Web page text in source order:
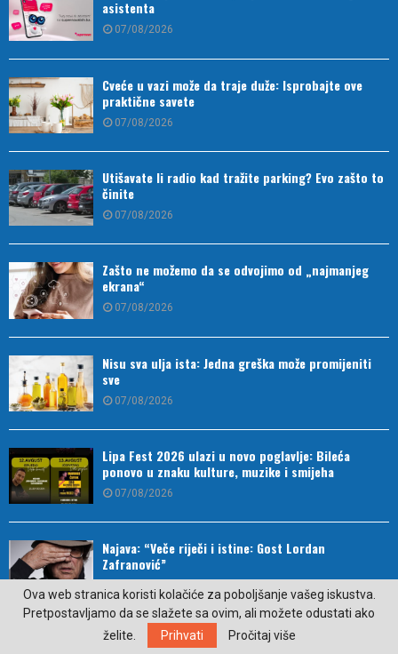
asistenta
07/08/2026
Cveće u vazi može da traje duže: Isprobajte ove
praktične savete
07/08/2026
Utišavate li radio kad tražite parking? Evo zašto to
činite
07/08/2026
Zašto ne možemo da se odvojimo od „najmanjeg
ekrana“
07/08/2026
Nisu sva ulja ista: Jedna greška može promijeniti
sve
07/08/2026
Lipa Fest 2026 ulazi u novo poglavlje: Bileća
ponovo u znaku kulture, muzike i smijeha
07/08/2026
Najava: “Veče riječi i istine: Gost Lordan
Zafranović”
Kako je direktor postao prvi uzgajivač autohtonog
Ova web stranica koristi kolačiće za poboljšanje vašeg iskustva.
Pretpostavljamo da se slažete sa ovim, ali možete odustati ako
želite.
Prihvati Pročitaj više